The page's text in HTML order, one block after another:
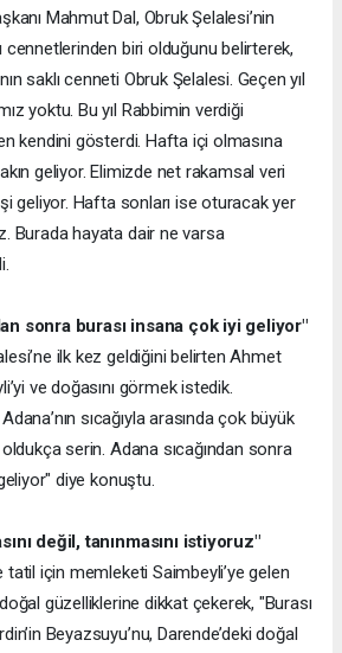
Mahmut Dal, Obruk Şelalesi’nin
cennetlerinden biri olduğunu belirterek,
saklı cenneti Obruk Şelalesi. Geçen yıl
yoktu. Bu yıl Rabbimin verdiği
kendini gösterdi. Hafta içi olmasına
geliyor. Elimizde net rakamsal veri
geliyor. Hafta sonları ise oturacak yer
Burada hayata dair ne varsa
sonra burası insana çok iyi geliyor"
ilk kez geldiğini belirten Ahmet
ve doğasını görmek istedik.
sıcağıyla arasında çok büyük
serin. Adana sıcağından sonra
diye konuştu.
değil, tanınmasını istiyoruz"
tatil için memleketi Saimbeyli’ye gelen
güzelliklerine dikkat çekerek, "Burası
Beyazsuyu’nu, Darende’deki doğal